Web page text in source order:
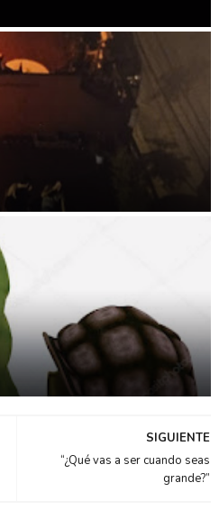
SIGUIENTE
“¿Qué vas a ser cuando seas
grande?”